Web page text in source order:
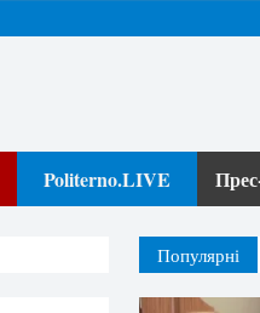
Politerno.LIVE
Популярні